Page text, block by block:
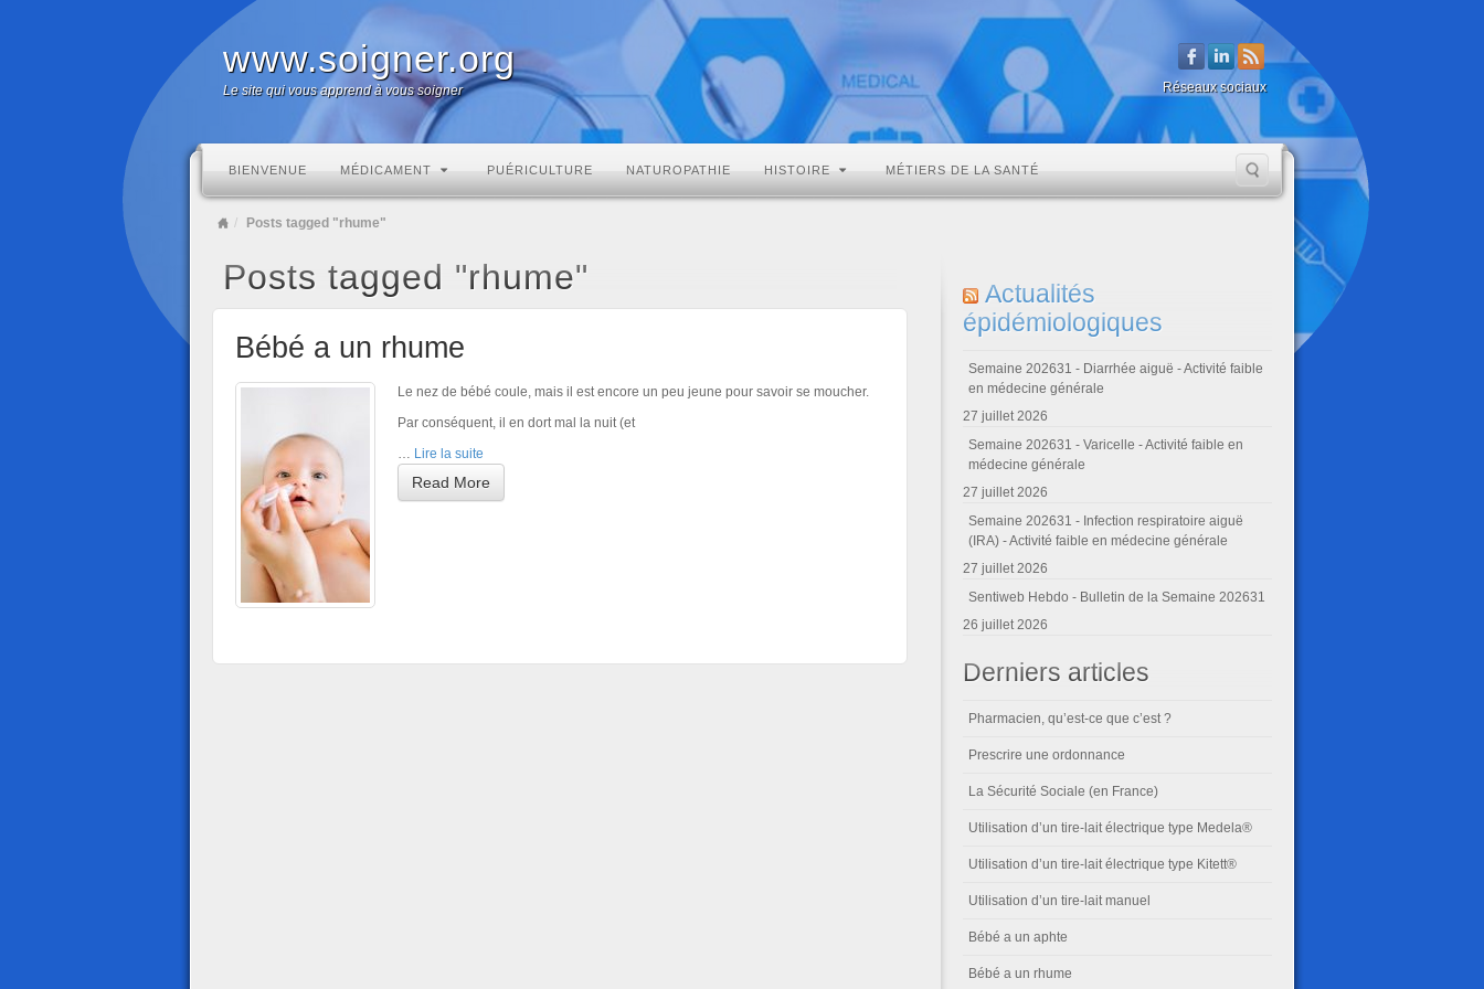
www.soigner.org
Le site qui vous apprend à vous soigner Réseaux sociaux
BIENVENUE MÉDICAMENT PUÉRICULTURE NATUROPATHIE HISTOIRE MÉTIERS DE LA SANTÉ
Posts tagged "rhume"
Posts tagged "rhume"
Bébé a un rhume
Le nez de bébé coule, mais il est encore un peu jeune pour savoir se moucher.
Par conséquent, il en dort mal la nuit (et
… Lire la suite
Read More
Actualités
épidémiologiques
Semaine 202631 - Diarrhée aiguë - Activité faible
en médecine générale
27 juillet 2026
Semaine 202631 - Varicelle - Activité faible en
médecine générale
27 juillet 2026
Semaine 202631 - Infection respiratoire aiguë
(IRA) - Activité faible en médecine générale
27 juillet 2026
Sentiweb Hebdo - Bulletin de la Semaine 202631
26 juillet 2026
Derniers articles
Pharmacien, qu’est-ce que c’est ?
Prescrire une ordonnance
La Sécurité Sociale (en France)
Utilisation d’un tire-lait électrique type Medela®
Utilisation d’un tire-lait électrique type Kitett®
Utilisation d’un tire-lait manuel
Bébé a un aphte
Bébé a un rhume